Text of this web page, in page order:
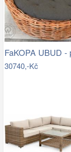
30740,-Kč